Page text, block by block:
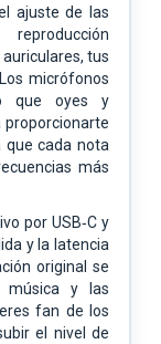
ajuste de las
tus
micrófonos
que oyes y
que cada nota
más
por USB‑C y
y la latencia
original se
música y las
fan de los
el nivel de